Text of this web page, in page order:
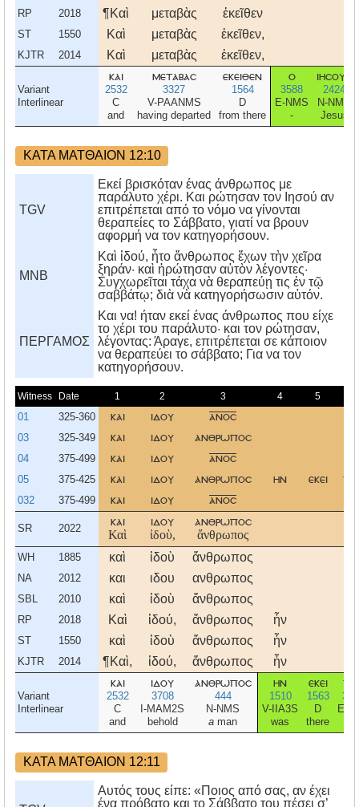
RP 2018 ¶Καὶ μεταβὰς ἐκεῖθεν
ST 1550 Καὶ μεταβὰς ἐκεῖθεν,
KJTR 2014 Καὶ μεταβὰς ἐκεῖθεν,
Variant
Interlinear
και
2532
C
and
μεταβασ
3327
V-PAANMS
having departed
εκειθεν
1564
D
from there
ο
3588
E-NMS
-
ιησουσ
2424
N-NMS
Jesus
ΚΑΤΑ ΜΑΤΘΑΙΟΝ 12:10
TGV
Εκεί βρισκόταν ένας άνθρωπος με
παράλυτο χέρι. Και ρώτησαν τον Ιησού αν
επιτρέπεται από το νόμο να γίνονται
θεραπείες το Σάββατο, γιατί να βρουν
αφορμή να τον κατηγορήσουν.
MNB
Καὶ ἰδού, ἦτο ἄνθρωπος ἔχων τὴν χεῖρα
ξηράν· καὶ ἠρώτησαν αὐτὸν λέγοντες·
Συγχωρεῖται τάχα νὰ θεραπεύῃ τις ἐν τῷ
σαββάτῳ; διὰ νὰ κατηγορήσωσιν αὐτόν.
ΠΕΡΓΑΜΟΣ
Kαι να! ήταν εκεί ένας άνθρωπος που είχε
το χέρι του παράλυτο· και τον ρώτησαν,
λέγοντας: Άραγε, επιτρέπεται σε κάποιον
να θεραπεύει το σάββατο; Για να τον
κατηγορήσουν.
Witness Date 1 2 3 4 5
01 325-360 και ιδου ανοσ
03 325-349 και ιδου ανθρωποσ
04 375-499 και ιδου ανοσ
05 375-425 και ιδου ανθρωποσ ην εκει
032 375-499 και ιδου ανοσ
SR 2022
και
Καὶ
ιδου
ἰδοὺ,
ανθρωποσ
ἄνθρωπος
WH 1885 καὶ ἰδοὺ ἄνθρωπος
NA 2012 και ιδου ανθρωπος
SBL 2010 καὶ ἰδοὺ ἄνθρωπος
RP 2018 Καὶ ἰδού, ἄνθρωπος ἦν
ST 1550 καὶ ἰδοὺ ἄνθρωπος ἦν
KJTR 2014 ¶Καὶ, ἰδού, ἄνθρωπος ἦν
Variant
Interlinear
και
2532
C
and
ιδου
3708
I-MAM2S
behold
ανθρωποσ
444
N-NMS
a man
ην
1510
V-IIA3S
was
εκει
1563
D
there
E-
ΚΑΤΑ ΜΑΤΘΑΙΟΝ 12:11
Αυτός τους είπε: «Ποιος από σας, αν έχει
ένα πρόβατο και το Σάββατο του πέσει σ’